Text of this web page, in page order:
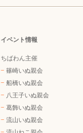
イベント情報
ちばわん主催
− 篠崎いぬ親会
− 船橋いぬ親会
− 八王子いぬ親会
− 葛飾いぬ親会
− 流山いぬ親会